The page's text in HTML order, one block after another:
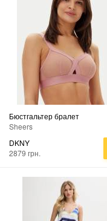
Бюстгальтер бралет
Sheers
DKNY
2879 грн.